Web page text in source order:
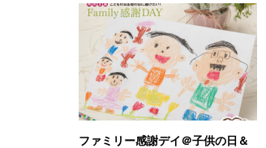
ファミリー感謝デイ＠子供の日＆